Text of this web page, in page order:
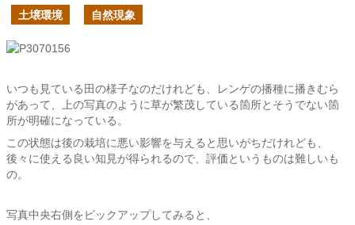
土壌環境 自然現象
いつも見ている田の様子なのだけれども、レンゲの播種に播きむら
があって、上の写真のように草が繁茂している箇所とそうでない箇
所が明確になっている。
この状態は後の栽培に悪い影響を与えると思いがちだけれども、
後々に使える良い知見が得られるので、評価というものは難しいも
の。
写真中央右側をピックアップしてみると、